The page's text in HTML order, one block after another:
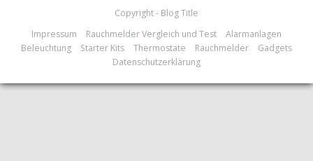
Copyright - Blog Title
Impressum
Rauchmelder Vergleich und Test
Alarmanlagen
Beleuchtung
Starter Kits Thermostate Rauchmelder
Gadgets
Datenschutzerklärung